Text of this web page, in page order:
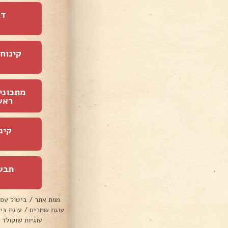
מפת אתר / ביטול
עוגת שמרים / עוגת
עוגיות